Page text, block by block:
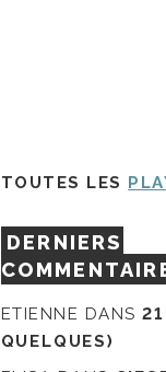
TOUTES LES
DERNIERS
ETIENNE DANS
QUELQUES)